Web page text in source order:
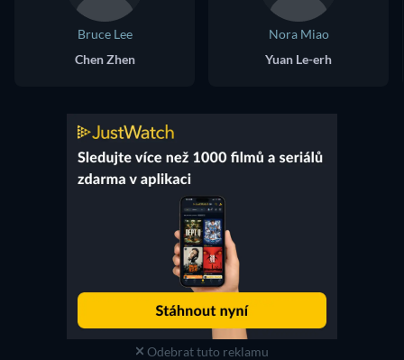
Bruce Lee
Chen Zhen
Nora Miao
Yuan Le-erh
Odebrat tuto reklamu